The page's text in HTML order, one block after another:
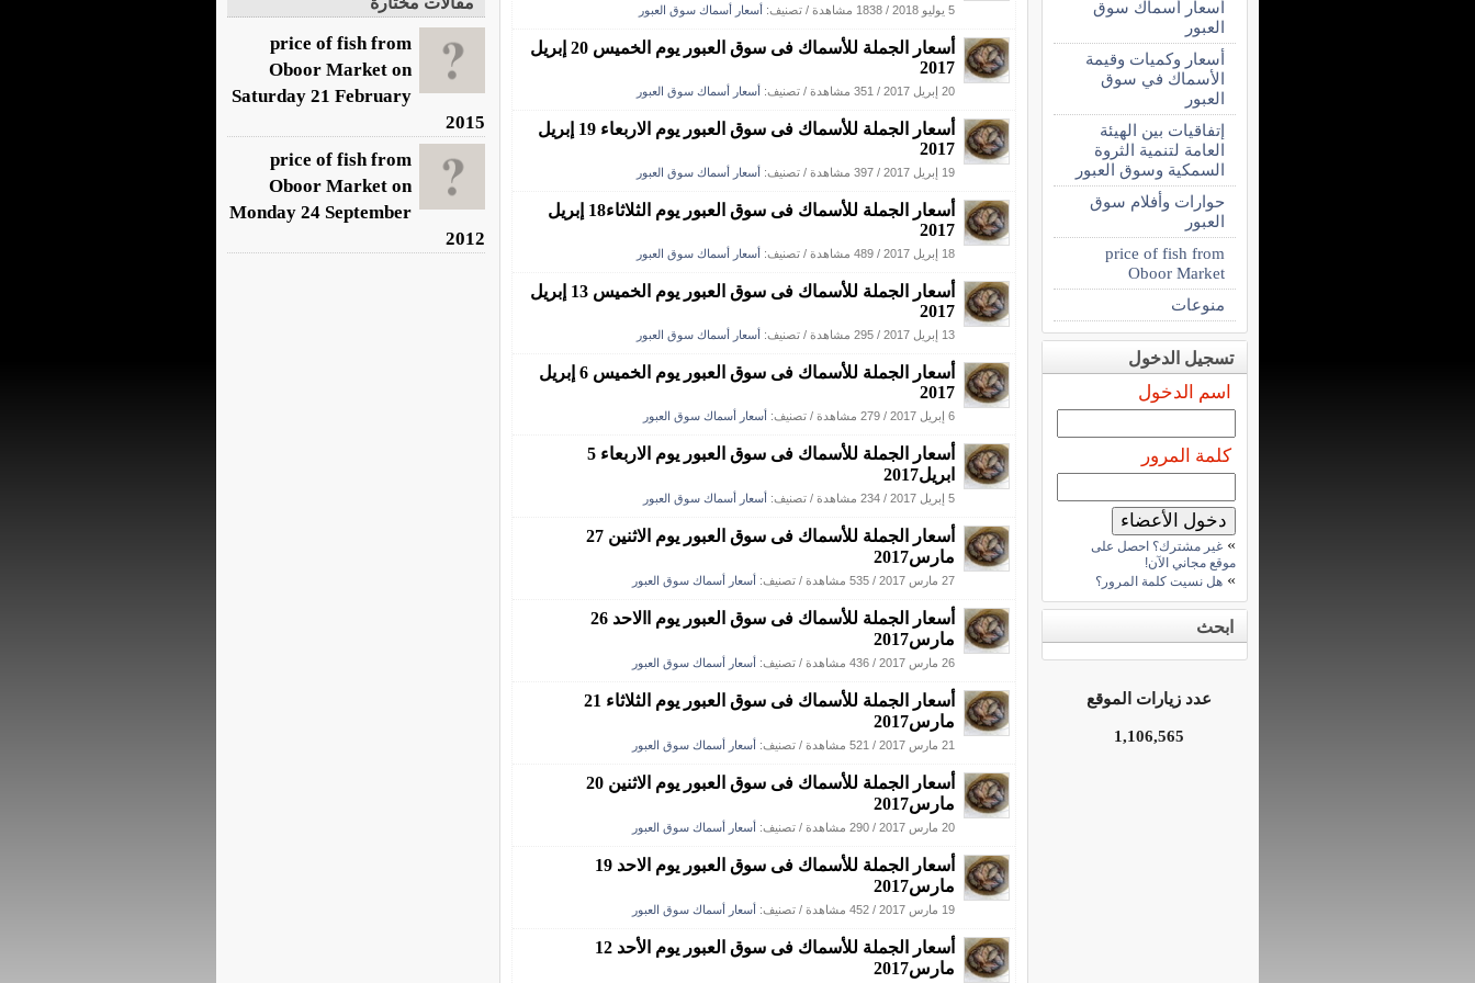
5 يوليو 2018 / 1838 مشاهدة / تصنيف: أسعار أسماك سوق العبور
أسعار الجملة للأسماك فى سوق العبور يوم الخميس 20 إبريل
2017
20 إبريل 2017 / 351 مشاهدة / تصنيف: أسعار أسماك سوق العبور
أسعار الجملة للأسماك فى سوق العبور يوم الاربعاء 19 إبريل
2017
19 إبريل 2017 / 397 مشاهدة / تصنيف: أسعار أسماك سوق العبور
أسعار الجملة للأسماك فى سوق العبور يوم الثلاثاء18 إبريل
2017
18 إبريل 2017 / 489 مشاهدة / تصنيف: أسعار أسماك سوق العبور
أسعار الجملة للأسماك فى سوق العبور يوم الخميس 13 إبريل
2017
13 إبريل 2017 / 295 مشاهدة / تصنيف: أسعار أسماك سوق العبور
أسعار الجملة للأسماك فى سوق العبور يوم الخميس 6 إبريل
2017
6 إبريل 2017 / 279 مشاهدة / تصنيف: أسعار أسماك سوق العبور
أسعار الجملة للأسماك فى سوق العبور يوم الاربعاء 5
ابريل2017
5 إبريل 2017 / 234 مشاهدة / تصنيف: أسعار أسماك سوق العبور
أسعار الجملة للأسماك فى سوق العبور يوم الاثنين 27
مارس2017
27 مارس 2017 / 535 مشاهدة / تصنيف: أسعار أسماك سوق العبور
أسعار الجملة للأسماك فى سوق العبور يوم االاحد 26
مارس2017
26 مارس 2017 / 436 مشاهدة / تصنيف: أسعار أسماك سوق العبور
أسعار الجملة للأسماك فى سوق العبور يوم الثلاثاء 21
مارس2017
21 مارس 2017 / 521 مشاهدة / تصنيف: أسعار أسماك سوق العبور
أسعار الجملة للأسماك فى سوق العبور يوم الاثنين 20
مارس2017
20 مارس 2017 / 290 مشاهدة / تصنيف: أسعار أسماك سوق العبور
أسعار الجملة للأسماك فى سوق العبور يوم الاحد 19
مارس2017
19 مارس 2017 / 452 مشاهدة / تصنيف: أسعار أسماك سوق العبور
أسعار الجملة للأسماك فى سوق العبور يوم الأحد 12
مارس2017
أسعار أسماك سوق
العبور
أسعار وكميات وقيمة
الأسماك في سوق
العبور
إتفاقيات بين الهيئة
العامة لتنمية الثروة
السمكية وسوق العبور
حوارات وأفلام سوق
العبور
price of fish from
Oboor Market
منوعات
تسجيل الدخول
اسم الدخول
كلمة المرور
» غير مشترك؟ احصل على
موقع مجاني الآن!
» هل نسيت كلمة المرور؟
ابحث
عدد زيارات الموقع
1,106,565
price of fish from
Oboor Market on
Saturday 21 February
2015
price of fish from
Oboor Market on
Monday 24 September
2012